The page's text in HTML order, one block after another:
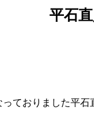
平石
ておりました平